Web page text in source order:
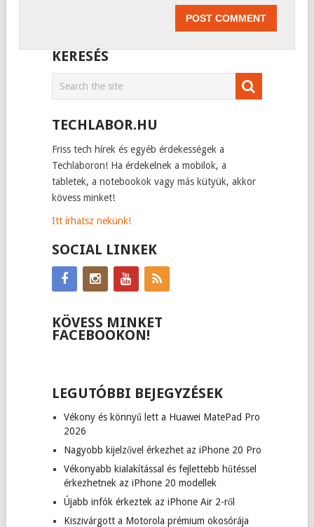
KERESÉS
TECHLABOR.HU
Friss tech hírek és egyéb érdekességek a
Techlaboron! Ha érdekelnek a mobilok, a
tabletek, a notebookok vagy más kütyük, akkor
kövess minket!
Itt írhatsz nekünk!
SOCIAL LINKEK
KÖVESS MINKET
FACEBOOKON!
LEGUTÓBBI BEJEGYZÉSEK
Vékony és könnyű lett a Huawei MatePad Pro
2026
Nagyobb kijelzővel érkezhet az iPhone 20 Pro
Vékonyabb kialakítással és fejlettebb hűtéssel
érkezhetnek az iPhone 20 modellek
Újabb infók érkeztek az iPhone Air 2-ről
Kiszivárgott a Motorola prémium okosórája